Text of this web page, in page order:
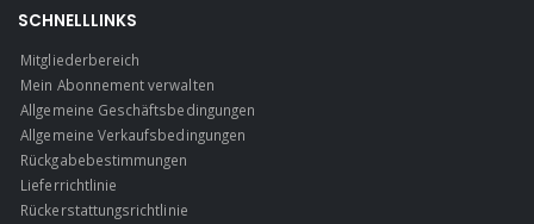
SCHNELLLINKS
Mitgliederbereich
Mein Abonnement verwalten
Allgemeine Geschäftsbedingungen
Allgemeine Verkaufsbedingungen
Rückgabebestimmungen
Lieferrichtlinie
Rückerstattungsrichtlinie